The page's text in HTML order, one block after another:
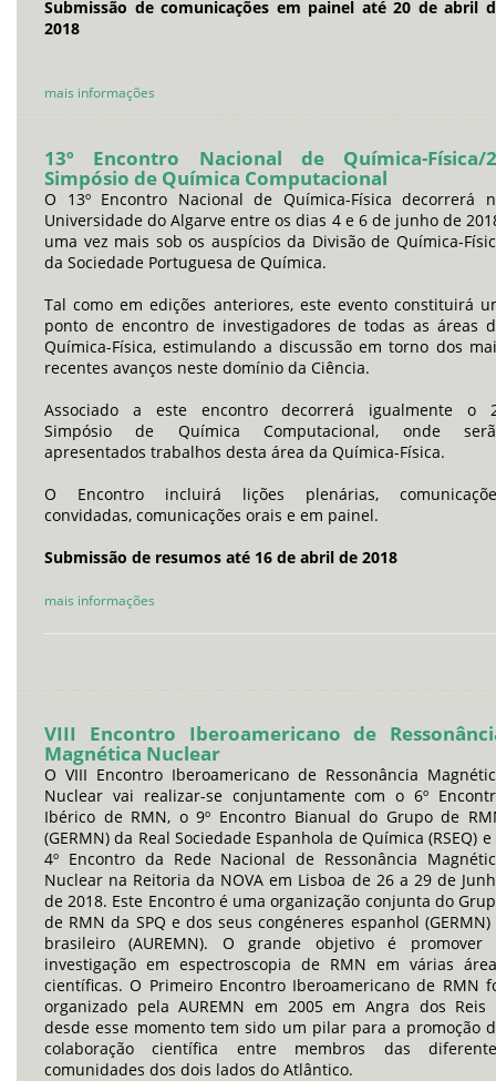
Submissão de comunicações em painel até 20 de abril
2018
mais informações
13º Encontro Nacional de Química-Física/
Simpósio de Química Computacional
O 13º Encontro Nacional de Química-Física decorrerá
Universidade do Algarve entre os dias 4 e 6 de junho de
uma vez mais sob os auspícios da Divisão de Química-
da Sociedade Portuguesa de Química.
Tal como em edições anteriores, este evento constituirá
ponto de encontro de investigadores de todas as áreas
Química-Física, estimulando a discussão em torno dos
recentes avanços neste domínio da Ciência.
Associado a este encontro decorrerá igualmente o
Simpósio de Química Computacional, onde
apresentados trabalhos desta área da Química-Física.
O Encontro incluirá lições plenárias,
convidadas, comunicações orais e em painel.
Submissão de resumos até 16 de abril de 2018
mais informações
VIII Encontro Iberoamericano de
Magnética Nuclear
O VIII Encontro Iberoamericano de Ressonância
Nuclear vai realizar-se conjuntamente com o 6º
Ibérico de RMN, o 9º Encontro Bianual do Grupo de
(GERMN) da Real Sociedade Espanhola de Química (RSEQ) e
4º Encontro da Rede Nacional de Ressonância
Nuclear na Reitoria da NOVA em Lisboa de 26 a 29 de
de 2018. Este Encontro é uma organização conjunta do
de RMN da SPQ e dos seus congéneres espanhol (GERMN)
brasileiro (AUREMN). O grande objetivo é promover
investigação em espectroscopia de RMN em várias
científicas. O Primeiro Encontro Iberoamericano de RMN
organizado pela AUREMN em 2005 em Angra dos Reis
desde esse momento tem sido um pilar para a promoção
colaboração científica entre membros das
comunidades dos dois lados do Atlântico.